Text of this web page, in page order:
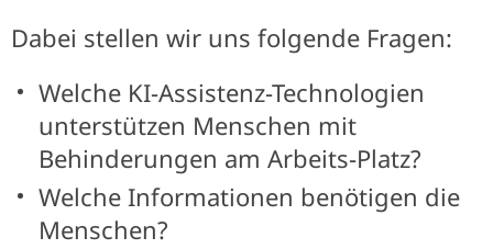
Dabei stellen wir uns folgende Fragen:
Welche KI-Assistenz-Technologien
unterstützen Menschen mit
Behinderungen am Arbeits-Platz?
Welche Informationen benötigen die
Menschen?